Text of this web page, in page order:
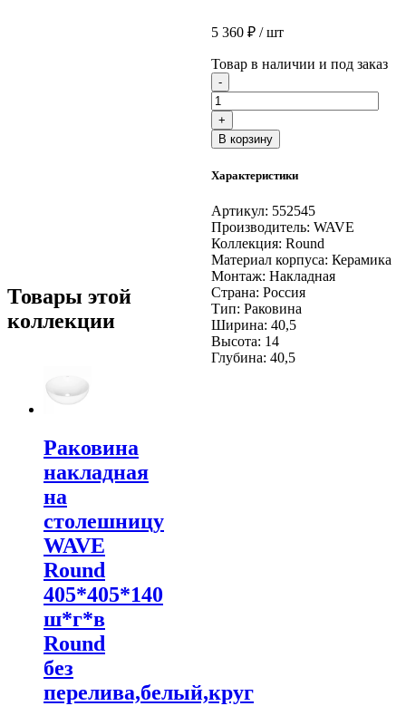
5 360 ₽/ шт
Товар в наличии и под заказ
- Количество
товара
Раковина
накладная
на
WAVE
405*405*140
ш*г*в
Round
без
перелива,белый,круг
+
В корзину
Характеристики
Артикул: 552545
Производитель: WAVE
Коллекция: Round
Материал корпуса: Керамика
Монтаж: Накладная
Страна: Россия
Тип: Раковина
Ширина: 40,5
Высота: 14
Глубина: 40,5
Товары этой
коллекции
Раковина
накладная
на
столешницу
WAVE
Round
405*405*140
ш*г*в
Round
без
перелива,белый,круг